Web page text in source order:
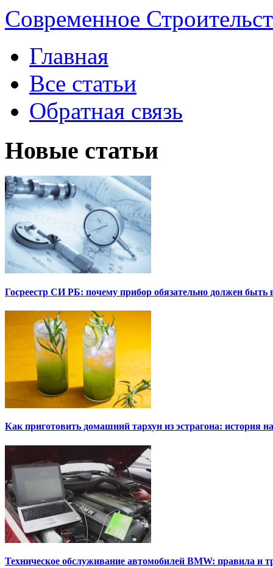
Современное
Главная
Все статьи
Обратная связь
Новые статьи
Госреестр СИ РБ: почему прибор обязательно должен быть
Как приготовить домашний тархун из эстрагона: история
Техническое обслуживание автомобилей BMW: правила и